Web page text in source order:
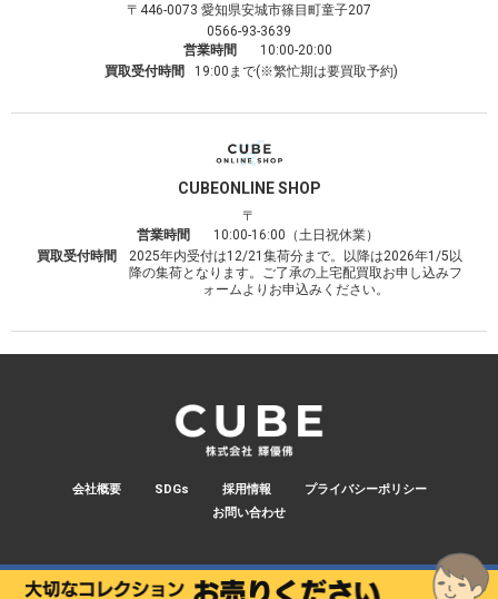
〒446-0073 愛知県安城市篠目町童子207
0566-93-3639
営業時間
10:00-20:00
買取受付時間
19:00まで(※繁忙期は要買取予約)
CUBEONLINE SHOP
〒
営業時間
10:00-16:00（土日祝休業）
買取受付時間
2025年内受付は12/21集荷分まで。以降は2026年1/5以
降の集荷となります。ご了承の上宅配買取お申し込みフ
ォームよりお申込みください。
会社概要 SDGs 採用情報
プライバシーポリシー
お問い合わせ
© 2026 CUBE.